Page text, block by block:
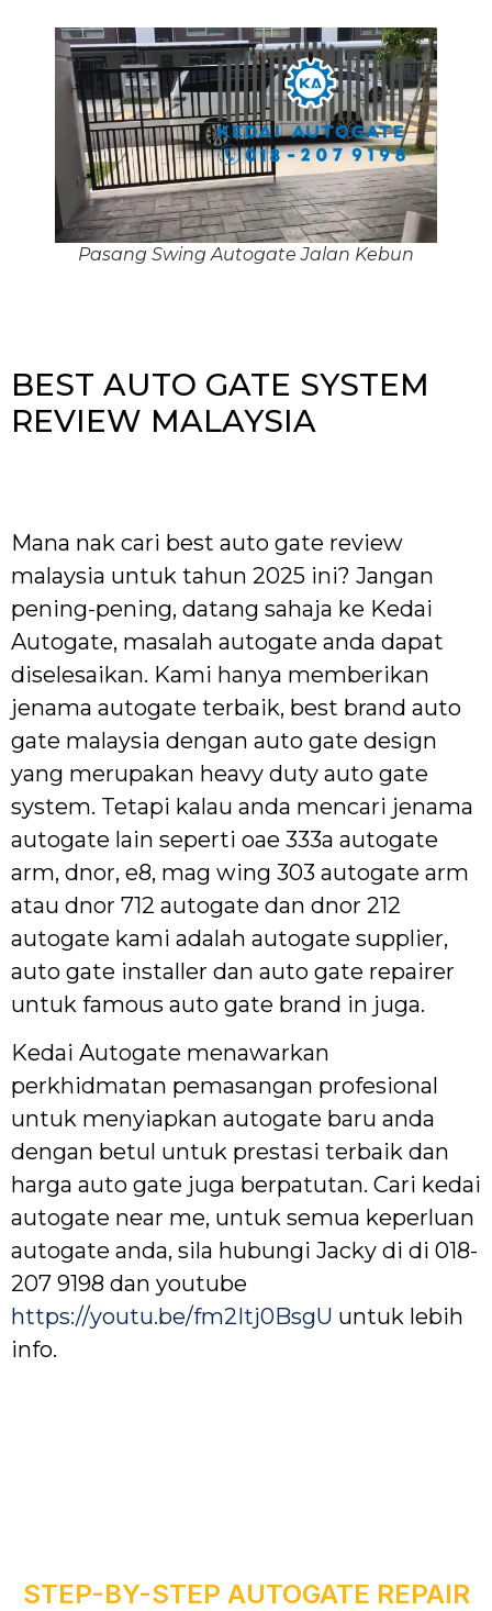
Pasang Swing Autogate Jalan Kebun
BEST AUTO GATE SYSTEM
REVIEW MALAYSIA
Mana nak cari best auto gate review
malaysia untuk tahun 2025 ini? Jangan
pening-pening, datang sahaja ke Kedai
Autogate, masalah autogate anda dapat
diselesaikan. Kami hanya memberikan
jenama autogate terbaik, best brand auto
gate malaysia dengan auto gate design
yang merupakan heavy duty auto gate
system. Tetapi kalau anda mencari jenama
autogate lain seperti oae 333a autogate
arm, dnor, e8, mag wing 303 autogate arm
atau dnor 712 autogate dan dnor 212
autogate kami adalah autogate supplier,
auto gate installer dan auto gate repairer
untuk famous auto gate brand in juga.
Kedai Autogate menawarkan
perkhidmatan pemasangan profesional
untuk menyiapkan autogate baru anda
dengan betul untuk prestasi terbaik dan
harga auto gate juga berpatutan. Cari kedai
autogate near me, untuk semua keperluan
autogate anda, sila hubungi Jacky di di 018-
207 9198 dan youtube
https://youtu.be/fm2Itj0BsgU untuk lebih
info.
STEP-BY-STEP AUTOGATE REPAIR